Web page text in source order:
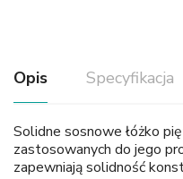
Opis Specyfikacja
Solidne sosnowe łóżko
zastosowanych do jego
zapewniają solidność